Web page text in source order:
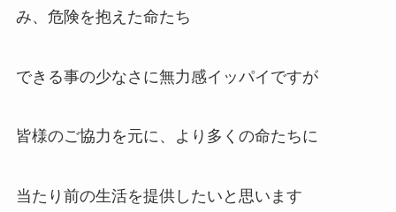
み、危険を抱えた命たち
できる事の少なさに無力感イッパイですが
皆様のご協力を元に、より多くの命たちに
当たり前の生活を提供したいと思います